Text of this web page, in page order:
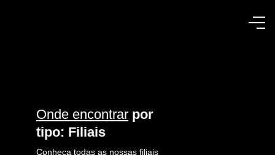
Onde encontrar por
tipo: Filiais
Conheça todas as nossas filiais